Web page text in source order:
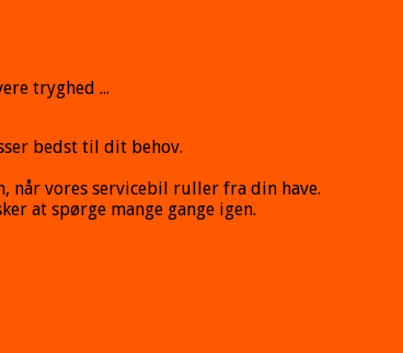
tryghed ...
bedst til dit behov.
når vores servicebil ruller fra din have.
at spørge mange gange igen.